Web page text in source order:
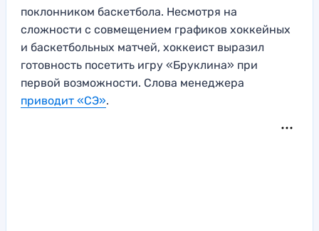
поклонником баскетбола. Несмотря на
сложности с совмещением графиков хоккейных
и баскетбольных матчей, хоккеист выразил
готовность посетить игру «Бруклина» при
первой возможности. Слова менеджера
приводит «СЭ».